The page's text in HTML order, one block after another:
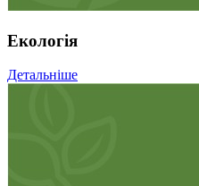
Екологія
Детальніше